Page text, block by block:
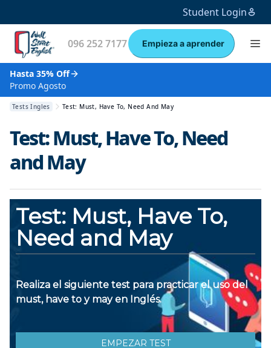
Student Login
096 252 7177 Empieza a aprender
Hasta 35% Off
Promo Agosto
Tests Ingles Test: Must, Have To, Need And May
Test: Must, Have To, Need
and May